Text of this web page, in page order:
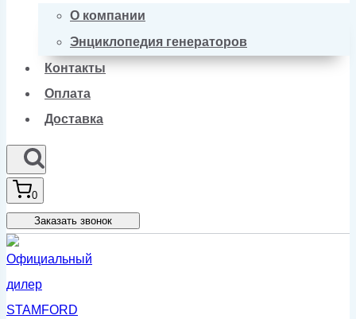
О компании
Энциклопедия генераторов
Контакты
Оплата
Доставка
0
Заказать звонок